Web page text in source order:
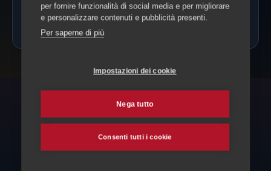
Posso portare il cane solo mezza
giornata?
Altri servizi per il tuo cane
per fornire funzionalità di social media e per migliorare
e personalizzare contenuti e pubblicità presenti.
Per saperne di più
Impostazioni dei cookie
Nega tutto
Consenti tutti i cookie